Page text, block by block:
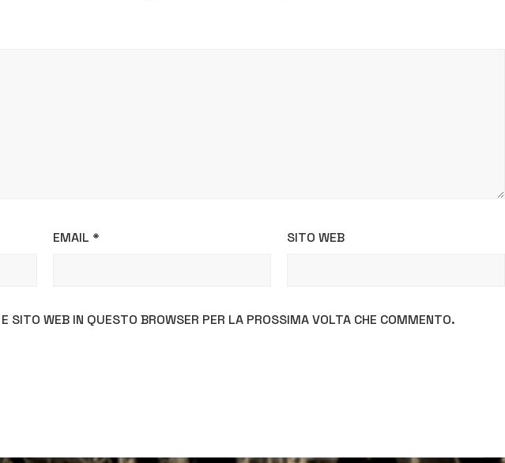
EMAIL * SITO WEB
SITO WEB IN QUESTO BROWSER PER LA PROSSIMA VOLTA CHE COMMENTO.